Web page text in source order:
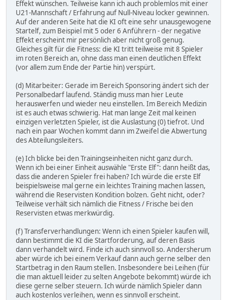
Effekt wünschen. Teilweise kann ich auch problemlos mit einer
U21-Mannschaft / Erfahrung auf Null-Niveau locker gewinnen.
Auf der anderen Seite hat die KI oft eine sehr unausgewogene
Startelf, zum Beispiel mit 5 oder 6 Anführern - der negative
Effekt erscheint mir persönlich aber nicht groß genug.
Gleiches gilt für die Fitness: die KI tritt teilweise mit 8 Spieler
im roten Bereich an, ohne dass man einen deutlichen Effekt
(vor allem zum Ende der Partie hin) verspürt.
(d) Mitarbeiter: Gerade im Bereich Sponsoring ändert sich der
Personalbedarf laufend. Ständig muss man hier Leute
herauswerfen und wieder neu einstellen. Im Bereich Medizin
ist es auch etwas schwierig. Hat man lange Zeit mal keinen
einzigen verletzten Spieler, ist die Auslastung (0) tiefrot. Und
nach ein paar Wochen kommt dann im Zweifel die Abwertung
des Abteilungsleiters.
(e) Ich blicke bei den Trainingseinheiten nicht ganz durch.
Wenn ich bei einer Einheit auswähle "Erste Elf": dann heißt das,
dass die anderen Spieler frei haben? Ich würde die erste Elf
beispielsweise mal gerne ein leichtes Training machen lassen,
während die Reservisten Kondition bolzen. Geht nicht, oder?
Teilweise verhält sich nämlich die Fitness / Frische bei den
Reservisten etwas merkwürdig.
(f) Transferverhandlungen: Wenn ich einen Spieler kaufen will,
dann bestimmt die KI die Startforderung, auf deren Basis
dann verhandelt wird. Finde ich auch sinnvoll so. Andersherum
aber würde ich bei einem Verkauf dann auch gerne selber den
Startbetrag in den Raum stellen. Insbesondere bei Leihen (für
die man aktuell leider zu selten Angebote bekommt) würde ich
diese gerne selber steuern. Ich würde nämlich Spieler dann
auch kostenlos verleihen, wenn es sinnvoll erscheint.